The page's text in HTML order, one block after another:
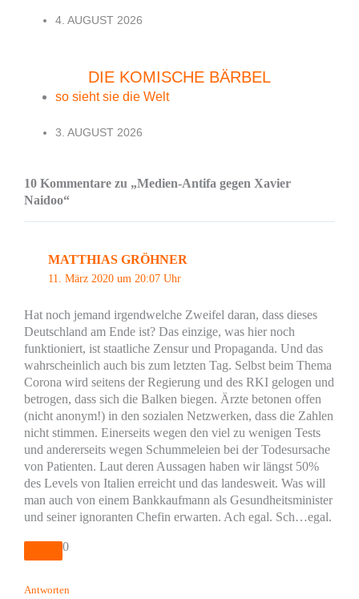
4. AUGUST 2026
DIE KOMISCHE BÄRBEL
so sieht sie die Welt
3. AUGUST 2026
10 Kommentare zu „Medien-Antifa gegen Xavier
Naidoo“
MATTHIAS GRÖHNER
11. März 2020 um 20:07 Uhr
Hat noch jemand irgendwelche Zweifel daran, dass dieses
Deutschland am Ende ist? Das einzige, was hier noch
funktioniert, ist staatliche Zensur und Propaganda. Und das
wahrscheinlich auch bis zum letzten Tag. Selbst beim Thema
Corona wird seitens der Regierung und des RKI gelogen und
betrogen, dass sich die Balken biegen. Ärzte betonen offen
(nicht anonym!) in den sozialen Netzwerken, dass die Zahlen
nicht stimmen. Einerseits wegen den viel zu wenigen Tests
und andererseits wegen Schummeleien bei der Todesursache
von Patienten. Laut deren Aussagen haben wir längst 50%
des Levels von Italien erreicht und das landesweit. Was will
man auch von einem Bankkaufmann als Gesundheitsminister
und seiner ignoranten Chefin erwarten. Ach egal. Sch…egal.
0
Antworten